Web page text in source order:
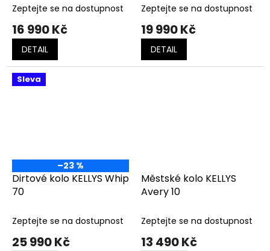
Zeptejte se na dostupnost
16 990 Kč
DETAIL
Zeptejte se na dostupnost
19 990 Kč
DETAIL
Sleva
–23 %
Dirtové kolo KELLYS Whip
70
Zeptejte se na dostupnost
25 990 Kč
Městské kolo KELLYS
Avery 10
Zeptejte se na dostupnost
13 490 Kč